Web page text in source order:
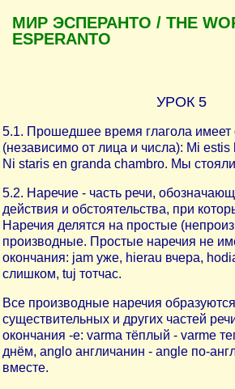
МИР ЭСПЕРАНТО / THE
ESPERANTO
УРОК 5
5.1. Прошедшее время глагола имеет
(независимо от лица и числа): Mi
Ni staris en granda chambro. Мы
5.2. Наречие - часть речи,
действия и обстоятельства, при
Наречия делятся на простые
производные. Простые наречия не
окончания: jam уже, hierau вчера,
слишком, tuj тотчас.
Все производные наречия
существительных и других частей
окончания -е: varma тёплый - varme
днём, anglo англичанин - angle по-
вместе.